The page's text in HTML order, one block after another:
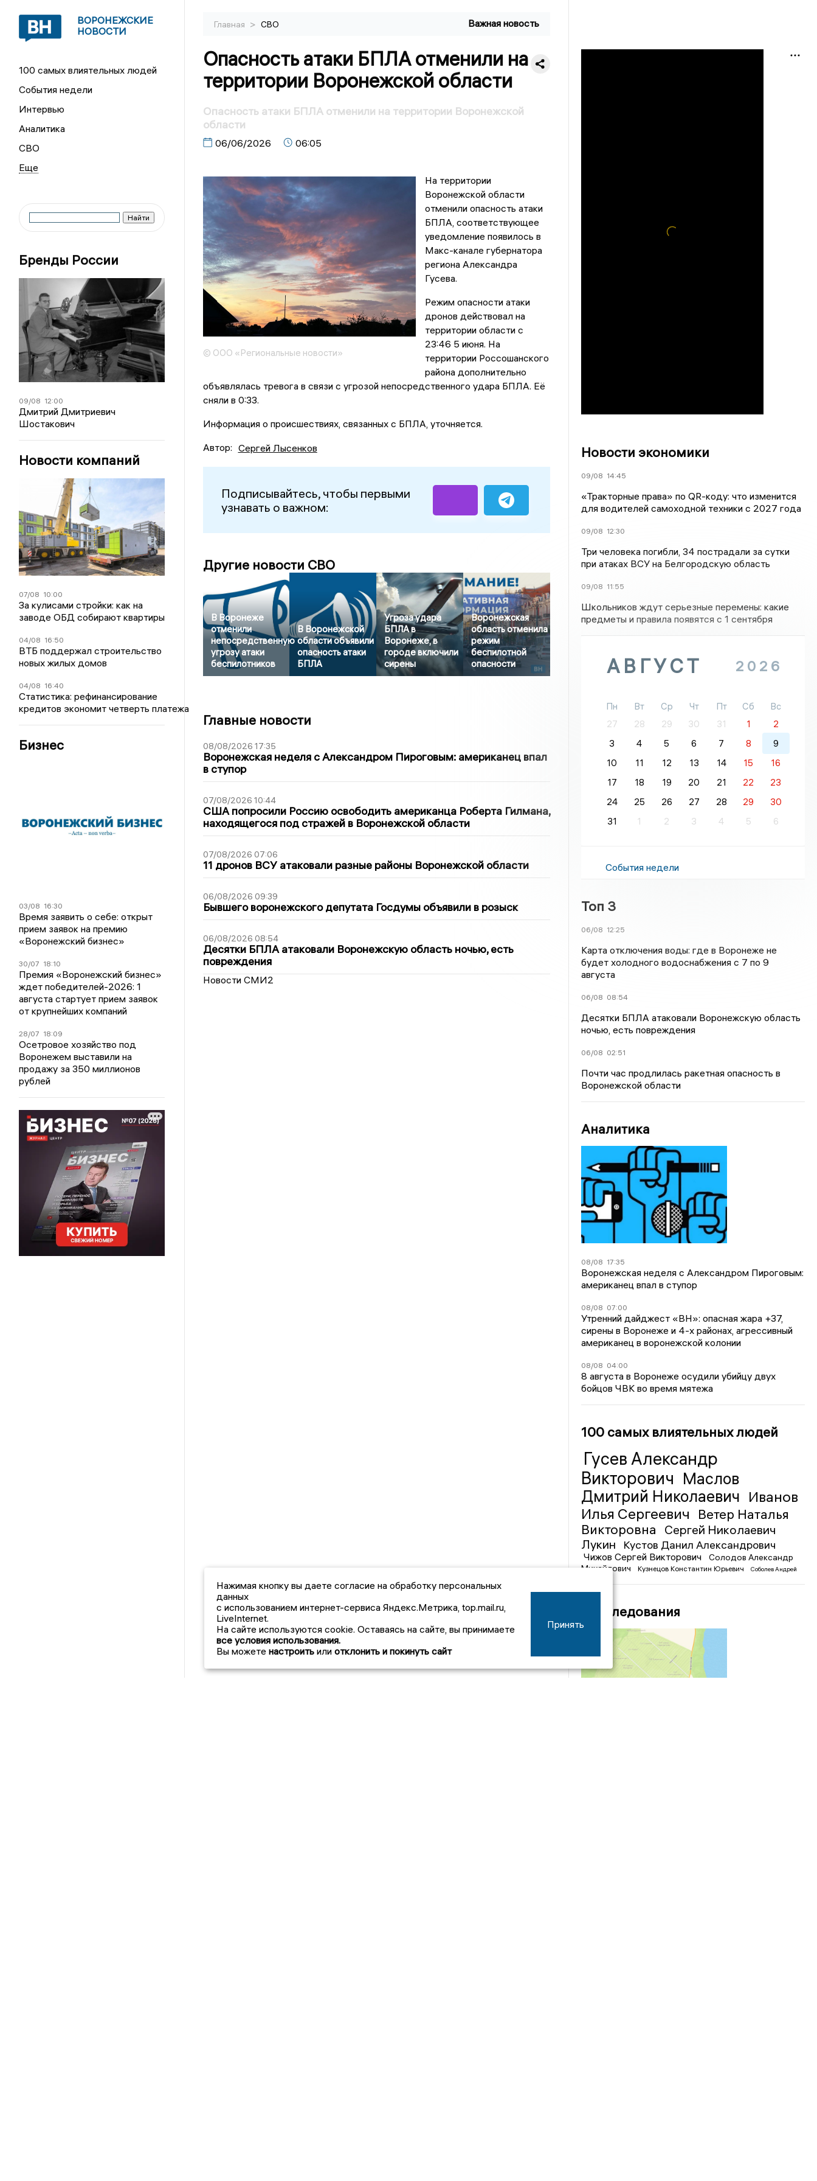
ВОРОНЕЖСКИЕ
НОВОСТИ
100 самых влиятельных людей
События недели
Интервью
Аналитика
СВО
Бренды России
09/08 12:00
Дмитрий Дмитриевич
Шостакович
Новости компаний
07/08 10:00
За кулисами стройки: как на
заводе ОБД собирают квартиры
04/08 16:50
ВТБ поддержал строительство
новых жилых домов
04/08 16:40
Статистика: рефинансирование
кредитов экономит четверть платежа
Бизнес
03/08 16:30
Время заявить о себе: открыт
прием заявок на премию
«Воронежский бизнес»
30/07 18:10
Премия «Воронежский бизнес»
ждет победителей-2026: 1
августа стартует прием заявок
от крупнейших компаний
28/07 18:09
Осетровое хозяйство под
Воронежем выставили на
продажу за 350 миллионов
рублей
Главная > СВО Важная новость
Опасность атаки БПЛА отменили на
территории Воронежской области
Опасность атаки БПЛА отменили на территории Воронежской
области
06/06/2026 06:05
© ООО «Региональные новости»
На территории
Воронежской области
отменили опасность атаки
БПЛА, соответствующее
уведомление появилось в
Макс-канале губернатора
региона Александра
Гусева.
Режим опасности атаки
дронов действовал на
территории области с
23:46 5 июня. На
территории Россошанского
района дополнительно
объявлялась тревога в связи с угрозой непосредственного удара БПЛА. Её
сняли в 0:33.
Информация о происшествиях, связанных с БПЛА, уточняется.
Автор: Сергей Лысенков
Подписывайтесь, чтобы первыми
узнавать о важном:
Другие новости СВО
В Воронеже
отменили
непосредственную
угрозу атаки
беспилотников
В Воронежской
области объявили
опасность атаки
БПЛА
Угроза удара
БПЛА в
Воронеже, в
городе включили
сирены
Воронежская
область отменила
режим
беспилотной
опасности
Главные новости
08/08/2026 17:35
Воронежская неделя с Александром Пироговым: американец впал
в ступор
07/08/2026 10:44
США попросили Россию освободить американца Роберта Гилмана,
находящегося под стражей в Воронежской области
07/08/2026 07:06
11 дронов ВСУ атаковали разные районы Воронежской области
06/08/2026 09:39
Бывшего воронежского депутата Госдумы объявили в розыск
06/08/2026 08:54
Десятки БПЛА атаковали Воронежскую область ночью, есть
повреждения
Новости СМИ2
Новости экономики
09/08 14:45
«Тракторные права» по QR-коду: что изменится
для водителей самоходной техники с 2027 года
09/08 12:30
Три человека погибли, 34 пострадали за сутки
при атаках ВСУ на Белгородскую область
09/08 11:55
Школьников ждут серьезные перемены: какие
предметы и правила появятся с 1 сентября
АВГУСТ 2026
Пн Вт Ср Чт Пт Сб
Вс
27
28 29 30 31 1
2
3
4 5 6 7 8
9
10
11 12 13 14 15
16
17
18 19 20 21 22
23
24
25 26 27 28 29
30
31
1 2 3 4 5 6
События недели
Топ 3
06/08 12:25
Карта отключения воды: где в Воронеже не
будет холодного водоснабжения с 7 по 9
августа
06/08 08:54
Десятки БПЛА атаковали Воронежскую область
ночью, есть повреждения
06/08 02:51
Почти час продлилась ракетная опасность в
Воронежской области
Аналитика
08/08 17:35
Воронежская неделя с Александром Пироговым:
американец впал в ступор
08/08 07:00
Утренний дайджест «ВН»: опасная жара +37,
сирены в Воронеже и 4-х районах, агрессивный
американец в воронежской колонии
08/08 04:00
8 августа в Воронеже осудили убийцу двух
бойцов ЧВК во время мятежа
100 самых влиятельных людей
Гусев Александр
Викторович Маслов
Дмитрий Николаевич Иванов
Илья Сергеевич
Ветер Наталья
Викторовна
Сергей Николаевич
Лукин
Кустов Данил Александрович
Чижов Сергей Викторович
Солодов Александр
Михайлович
Кузнецов Константин Юрьевич
Соболев Андрей
Расследования
Нажимая кнопку вы даете согласие на обработку персональных
данных
с использованием интернет-сервиса Яндекс.Метрика, top.mail.ru,
LiveInternet.
На сайте используются cookie. Оставаясь на сайте, вы принимаете
все условия использования.
Вы можете настроить или отклонить и покинуть сайт
Принять